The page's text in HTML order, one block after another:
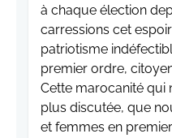
à chaque élection
carressions cet
patriotisme
premier ordre,
Cette marocanité qui
plus discutée, que
et femmes en